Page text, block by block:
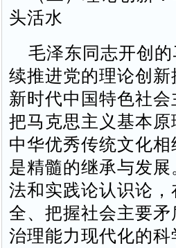
头活水
毛泽东同志开创的
续推进党的理论创
新时代中国特色社
把马克思主义基本
中华优秀传统文化
是精髓的继承与发
法和实践论认识论
全、把握社会主要
治理能力现代化的